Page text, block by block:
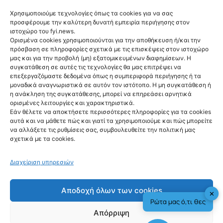
Χρησιμοποιούμε τεχνολογίες όπως τα cookies για να σας
προσφέρουμε την καλύτερη δυνατή εμπειρία περιήγησης στον
ιστοχώρο του fyi.news.
Ορισμένα cookies χρησιμοποιούνται για την αποθήκευση ή/και την
πρόσβαση σε πληροφορίες σχετικά με τις επισκέψεις στον ιστοχώρο
μας και για την προβολή (μη) εξατομικευμένων διαφημίσεων. Η
συγκατάθεση σε αυτές τις τεχνολογίες θα μας επιτρέψει να
επεξεργαζόμαστε δεδομένα όπως η συμπεριφορά περιήγησης ή τα
μοναδικά αναγνωριστικά σε αυτόν τον ιστότοπο. Η μη συγκατάθεση ή
η ανάκληση της συγκατάθεσης, μπορεί να επηρεάσει αρνητικά
ορισμένες λειτουργίες και χαρακτηριστικά.
Εάν θέλετε να αποκτήσετε περισσότερες πληροφορίες για τα cookies
αυτά και να μάθετε πώς και γιατί τα χρησιμοποιούμε και πώς μπορείτε
να αλλάξετε τις ρυθμίσεις σας, συμβουλευθείτε την πολιτική μας
σχετικά με τα cookies.
Διαχείριση υπηρεσιών
Αποδοχή όλων των cookies
Απόρριψη
Ορμούζ
Ακολούθησέ μας
Newsletter
Sign me up!
✕
Ρώτα μας ό,τι θες